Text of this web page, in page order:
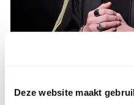
Deze website maakt